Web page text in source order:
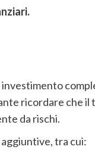
ricordare che il
da rischi.
tra cui: